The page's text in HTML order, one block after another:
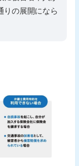
りの展開になら